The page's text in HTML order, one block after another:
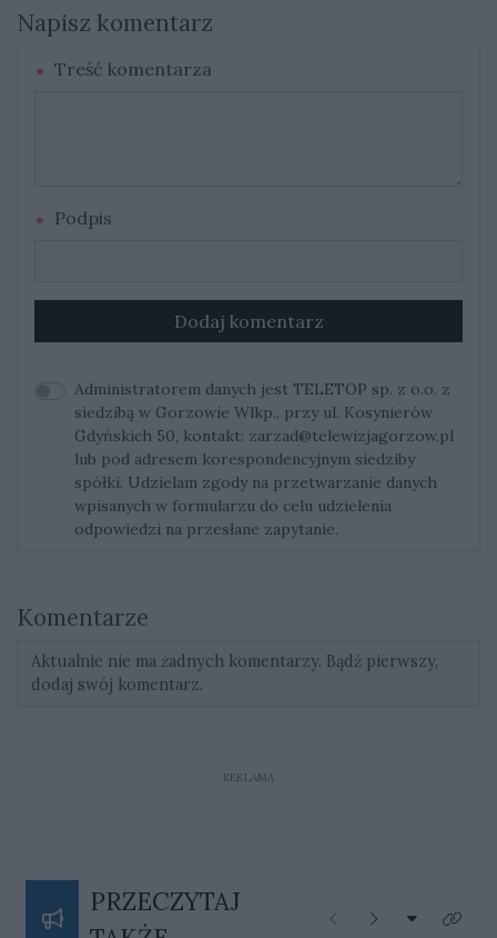
Napisz komentarz
Treść komentarza
Podpis
Dodaj komentarz
Administratorem danych jest TELETOP sp. z o.o. z
siedzibą w Gorzowie Wlkp., przy ul. Kosynierów
Gdyńskich 50, kontakt: zarzad@telewizjagorzow.pl
lub pod adresem korespondencyjnym siedziby
spółki. Udzielam zgody na przetwarzanie danych
wpisanych w formularzu do celu udzielenia
odpowiedzi na przesłane zapytanie.
Komentarze
Aktualnie nie ma żadnych komentarzy. Bądź pierwszy,
dodaj swój komentarz.
REKLAMA
PRZECZYTAJ
Poprzednie
Następne
Rozwiń
Kliknij